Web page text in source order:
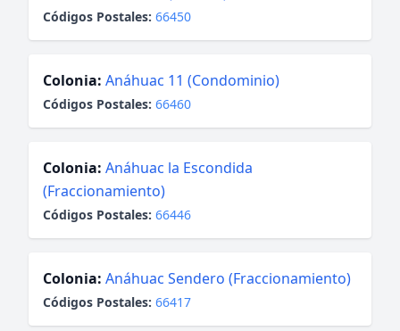
Códigos Postales: 66450
Colonia: Anáhuac 11 (Condominio)
Códigos Postales: 66460
Colonia: Anáhuac la Escondida
(Fraccionamiento)
Códigos Postales: 66446
Colonia: Anáhuac Sendero (Fraccionamiento)
Códigos Postales: 66417